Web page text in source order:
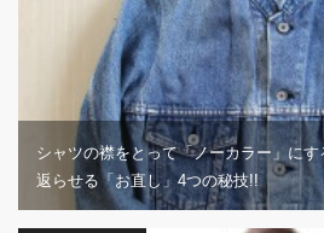
シャツの襟をとって「ノーカラー」に
返らせる「お直し」4つの秘技!!